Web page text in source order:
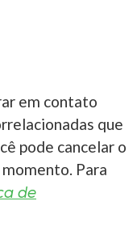
em contato
que
pode cancelar o
Para
de